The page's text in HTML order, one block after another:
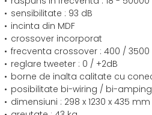
sensibilitate : 93 dB
incinta din MDF
crossover incorporat
frecventa crossover : 400 / 3500
reglare tweeter : 0 / +2dB
borne de inalta calitate cu
posibilitate bi-wiring / bi-amping
dimensiuni : 298 x 1230 x 435 mm